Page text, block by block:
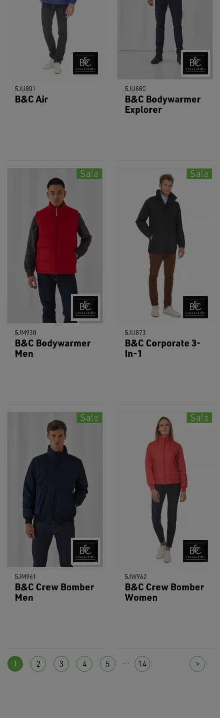
5JU801
B&C Air
5JU880
B&C Bodywarmer
Explorer
Sale
5JM930
B&C Bodywarmer
Men
Sale
5JU873
B&C Corporate 3-
In-1
Sale
5JM961
B&C Crew Bomber
Men
Sale
5JW962
B&C Crew Bomber
Women
1 2 3 4 5 … 14 >